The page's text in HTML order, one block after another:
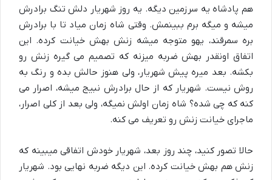
هم پادشاه یه سرزمین دیگه. یه روز شهریار دلش تنگ برادرش
میشه و میگه برم ببینمش. وقتی شاه زمان میاد تا با برادرش
بره سمرقند، یهو متوجه میشه زنش بهش خیانت کرده. این
اتفاق اونقدر بهش ضربه میزنه که تصمیم می گیره زنش رو
بکشه. بعد میره پیش شهریار، ولی هنوز حالش بده و رنگ به
روش نیست. شهریار که از حال برادرش نبیج میشه، اصرار می
کنه که چی شده؟ شاه زمان اولش نمیگه، ولی بعد از کلی اصرار،
ماجرای خیانت زنش رو تعریف می کنه.
حالا تصور کنید، چند روز بعد، شهریار خودش اتفاقی میبینه که
زنش هم بهش خیانت کرده. این دیگه ضربه نهایی بود. شهریار